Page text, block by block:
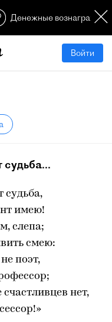
Денежные
Войти
судьба...
судьба,
имею!
слепа;
смею:
поэт,
нет,